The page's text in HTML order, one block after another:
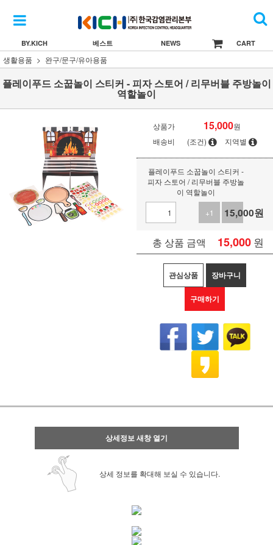
BY.KICH 베스트 NEWS CART
생활용품 완구/문구/유아용품
플레이푸드 소꿉놀이 스티커 - 피자 스토어 / 리무버블 주방놀이
역할놀이
상품가 15,000원
배송비
(조건) 지역별
플레이푸드 소꿉놀이 스티커 -
피자 스토어 / 리무버블 주방놀
이 역할놀이
+1
-1
15,000원
총 상품 금액 15,000 원
관심상품 장바구니
구매하기
상세정보 새창 열기
상세 정보를 확대해 보실 수 있습니다.